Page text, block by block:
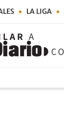
LA LIGA